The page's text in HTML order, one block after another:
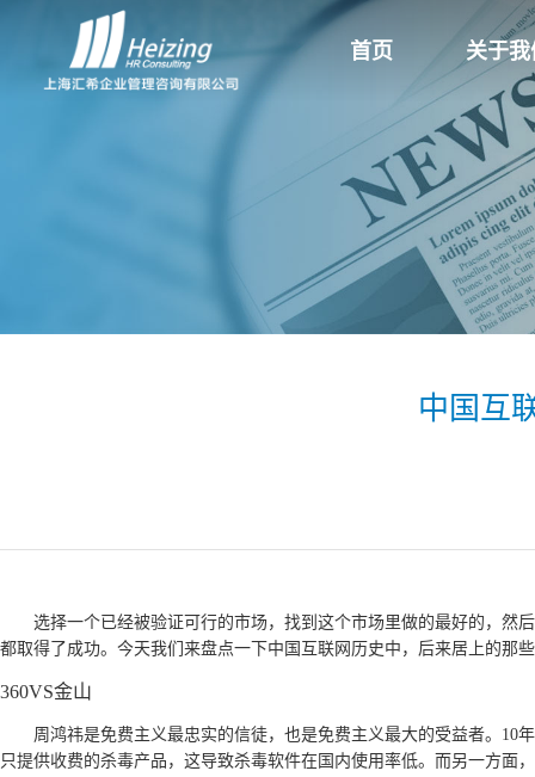
首页 关于我
中国互
选择一个已经被验证可行的市场，找到这个市场里做的最好的，然
都取得了成功。今天我们来盘点一下中国互联网历史中，后来居上的那
360VS金山
周鸿祎是免费主义最忠实的信徒，也是免费主义最大的受益者。10
只提供收费的杀毒产品，这导致杀毒软件在国内使用率低。而另一方